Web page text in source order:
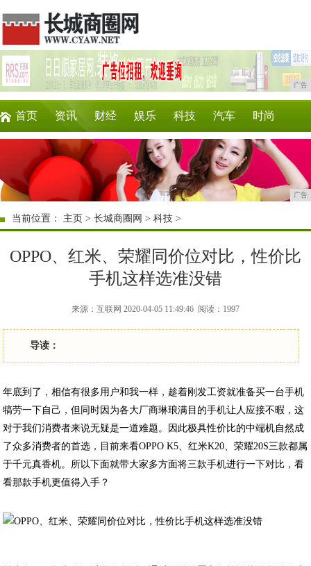
广告
首页 资讯 财经 娱乐 科技 汽车 时尚
游戏 美食 商讯 消费 购物
广告
当前位置： 主页 >长城商圈网 >科技 >
OPPO、红米、荣耀同价位对比，性价比
手机这样选准没错
来源：互联网 2020-04-05 11:49:46 阅读：1997
导读：
年底到了，相信有很多用户和我一样，趁着刚发工资就准备买一台手机
犒劳一下自己，但同时因为各大厂商琳琅满目的手机让人应接不暇，这
对于我们消费者来说无疑是一道难题。因此极具性价比的中端机自然成
了众多消费者的首选，目前来看OPPO K5、红米K20、荣耀20S三款都属
于千元真香机。所以下面就带大家多方面将三款手机进行一下对比，看
看那款手机更值得入手？